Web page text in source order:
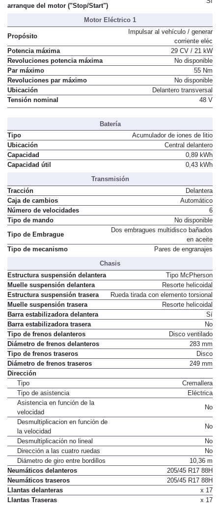
Automatismo de parada y
Motor Eléctrico 1
Impulsar al vehículo / generar
corriente eléc
Potencia máxima
29 CV / 21 kW
Revoluciones potencia máxima
No disponible
Par máximo
55 Nm
Revoluciones par máximo
No disponible
Ubicación
Delantero transversal
Tensión nominal
48 V
Batería
Tipo
Acumulador de iones de litio
Ubicación
Central delantero
Capacidad
0,89 kWh
Transmisión
Tracción
Delantera
Caja de cambios
Automático
Número de velocidades
6
No disponible
Tipo de Embrague
Dos embragues multidisco bañados
en aceite
Chasis
Estructura suspensión delantera
Tipo McPherson
Muelle suspensión delantera
Resorte helicoidal
Estructura suspensión trasera
Rueda tirada con elemento torsional
Muelle suspensión trasera
Resorte helicoidal
Barra estabilizadora delantera
Sí
Barra estabilizadora trasera
No
Tipo de frenos delanteros
Disco ventilado
Diámetro de frenos delanteros
283 mm
Tipo de frenos traseros
Disco
Diámetro de frenos traseros
Dirección
Tipo
Cremallera
Tipo de asistencia
Asistencia en función de la
velocidad
No
Desmultiplicacion en función de
la velocidad
No
Desmultiplicación no lineal
No
Dirección a las cuatro ruedas
No
Diámetro de giro entre bordillos
10,36 m
Neumáticos delanteros
205/45 R17 88H
Neumáticos traseros
205/45 R17 88H
Llantas delanteras
x 17